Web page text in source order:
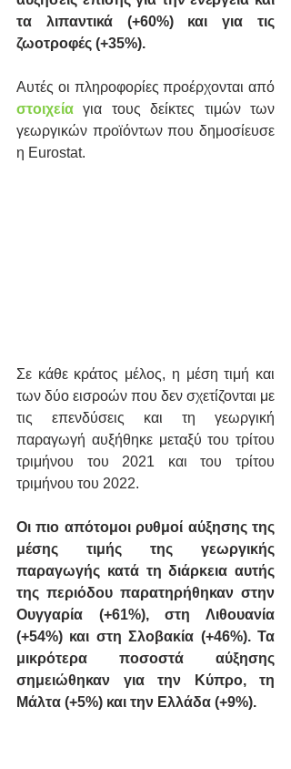
τα λιπαντικά (+60%) και για τις
ζωοτροφές (+35%).
στοιχεία για τους δείκτες τιμών των
γεωργικών προϊόντων που δημοσίευσε
η Eurostat.
Σε κάθε κράτος μέλος, η μέση τιμή και
των δύο εισροών που δεν σχετίζονται με
τις επενδύσεις και τη γεωργική
παραγωγή αυξήθηκε μεταξύ του τρίτου
τριμήνου του 2021 και του τρίτου
τριμήνου του 2022.
Οι πιο απότομοι ρυθμοί αύξησης της
μέσης τιμής της γεωργικής
παραγωγής κατά τη διάρκεια αυτής
της περιόδου παρατηρήθηκαν στην
Ουγγαρία (+61%), στη Λιθουανία
(+54%) και στη Σλοβακία (+46%). Τα
μικρότερα ποσοστά αύξησης
σημειώθηκαν για την Κύπρο, τη
Μάλτα (+5%) και την Ελλάδα (+9%).